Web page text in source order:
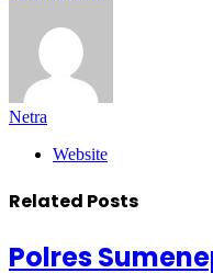
Netra
Website
Related Posts
Polres